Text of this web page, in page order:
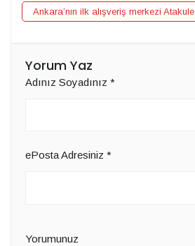
Ankara’nın ilk alışveriş merkezi Atakule
Yorum Yaz
Adınız Soyadınız *
ePosta Adresiniz *
Yorumunuz